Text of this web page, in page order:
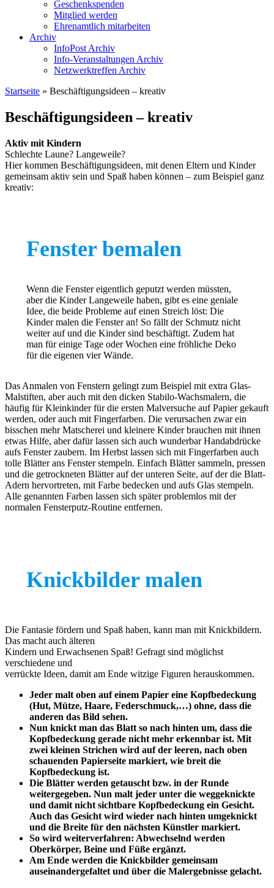
Geschenkspenden
Mitglied werden
Ehrenamtlich mitarbeiten
Archiv
InfoPost Archiv
Info-Veranstaltungen Archiv
Netzwerktreffen Archiv
Startseite » Beschäftigungsideen – kreativ
Beschäftigungsideen – kreativ
Aktiv mit Kindern
Schlechte Laune? Langeweile?
Hier kommen Beschäftigungsideen, mit denen Eltern und Kinder
gemeinsam aktiv sein und Spaß haben können – zum Beispiel ganz
kreativ:
Fenster bemalen
Wenn die Fenster eigentlich geputzt werden müssten,
aber die Kinder Langeweile haben, gibt es eine geniale
Idee, die beide Probleme auf einen Streich löst: Die
Kinder malen die Fenster an! So fällt der Schmutz nicht
weiter auf und die Kinder sind beschäftigt. Zudem hat
man für einige Tage oder Wochen eine fröhliche Deko
für die eigenen vier Wände.
Das Anmalen von Fenstern gelingt zum Beispiel mit extra Glas-
Malstiften, aber auch mit den dicken Stabilo-Wachsmalern, die
häufig für Kleinkinder für die ersten Malversuche auf Papier gekauft
werden, oder auch mit Fingerfarben. Die verursachen zwar ein
bisschen mehr Matscherei und kleinere Kinder brauchen mit ihnen
etwas Hilfe, aber dafür lassen sich auch wunderbar Handabdrücke
aufs Fenster zaubern. Im Herbst lassen sich mit Fingerfarben auch
tolle Blätter ans Fenster stempeln. Einfach Blätter sammeln, pressen
und die getrockneten Blätter auf der unteren Seite, auf der die Blatt-
Adern hervortreten, mit Farbe bedecken und aufs Glas stempeln.
Alle genannten Farben lassen sich später problemlos mit der
normalen Fensterputz-Routine entfernen.
Knickbilder malen
Die Fantasie fördern und Spaß haben, kann man mit Knickbildern.
Das macht auch älteren
Kindern und Erwachsenen Spaß! Gefragt sind möglichst
verschiedene und
verrückte Ideen, damit am Ende witzige Figuren herauskommen.
Jeder malt oben auf einem Papier eine Kopfbedeckung
(Hut, Mütze, Haare, Federschmuck,…) ohne, dass die
anderen das Bild sehen.
Nun knickt man das Blatt so nach hinten um, dass die
Kopfbedeckung gerade nicht mehr erkennbar ist. Mit
zwei kleinen Strichen wird auf der leeren, nach oben
schauenden Papierseite markiert, wie breit die
Kopfbedeckung ist.
Die Blätter werden getauscht bzw. in der Runde
weitergegeben. Nun malt jeder unter die weggeknickte
und damit nicht sichtbare Kopfbedeckung ein Gesicht.
Auch das Gesicht wird wieder nach hinten umgeknickt
und die Breite für den nächsten Künstler markiert.
So wird weiterverfahren: Abwechselnd werden
Oberkörper, Beine und Füße ergänzt.
Am Ende werden die Knickbilder gemeinsam
auseinandergefaltet und über die Malergebnisse gelacht.